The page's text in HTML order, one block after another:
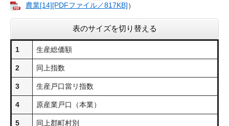
農業[14][PDFファイル／817KB]）
表のサイズを切り替える
1 生産総価額
2 同上指数
3 生産戸口當リ指数
4 原産業戸口（本業）
5 同上郡町村別